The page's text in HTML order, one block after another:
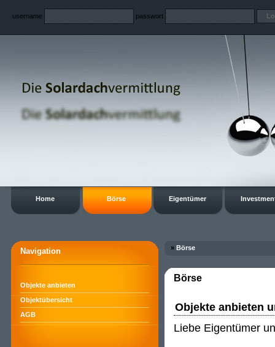
username passwort
Home Börse Eigentümer
Navigation
Objekte anbieten
Objektübersicht
AGB
» Börse
Börse
Objekte anbieten
Liebe Eigentümer